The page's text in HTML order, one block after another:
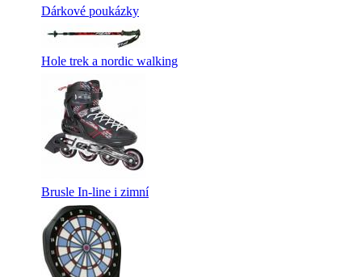
Dárkové poukázky
Hole trek a nordic walking
Brusle In-line i zimní